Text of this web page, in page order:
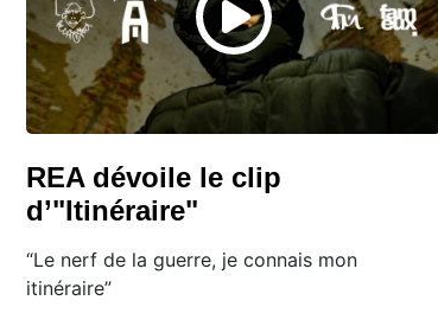
REA dévoile le clip
d’"Itinéraire"
“Le nerf de la guerre, je connais mon
itinéraire”